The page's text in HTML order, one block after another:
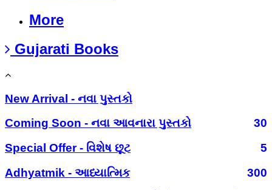
More
Gujarati Books
New Arrival - નવા પુસ્તકો
Coming Soon - નવા આવનારા પુસ્તકો
30
Special Offer - વિશેષ છૂટ
5
Adhyatmik - આધ્યાત્મિક
300